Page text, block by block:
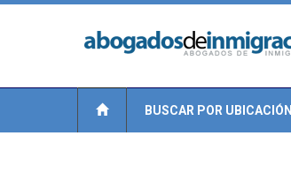
BUSCAR POR UBICACIÓN